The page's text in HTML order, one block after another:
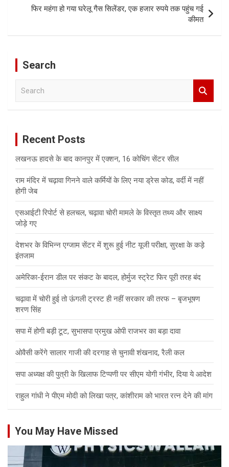
फिर महंगा हो गया घरेलू गैस सिलेंडर, एक हजार रुपये तक पहुंच गई
कीमत
Search
Recent Posts
लखनऊ हादसे के बाद कानपुर में एक्शन, 16 कोचिंग सेंटर सील
राम मंदिर में चढ़ावा गिनने वाले कर्मियों के लिए नया ड्रेस कोड, वर्दी में नहीं
होगी जेब
एसआईटी रिपोर्ट से हलचल, चढ़ावा चोरी मामले के विस्तृत तथ्य और साक्ष्य
जोड़े गए
देशभर के विभिन्न एग्जाम सेंटर में शुरू हुई नीट यूजी परीक्षा, सुरक्षा के कड़े
इंतजाम
अमेरिका-ईरान डील पर संकट के बादल, होर्मुज स्ट्रेट फिर पूरी तरह बंद
चढ़ावा में चोरी हुई तो ऊंगली ट्रस्ट ही नहीं सरकार की तरफ – बृजभूषण
शरण सिंह
सपा में होगी बड़ी टूट, सुभासपा प्रमुख ओपी राजभर का बड़ा दावा
ओवैसी करेंगे सालार गाजी की दरगाह से चुनावी शंखनाद, रैली कल
सपा अध्यक्ष की पुत्री के खिलाफ टिप्पणी पर सीएम योगी गंभीर, दिया ये आदेश
राहुल गांधी ने पीएम मोदी को लिखा पत्र, कांशीराम को भारत रत्न देने की मांग
You May Have Missed